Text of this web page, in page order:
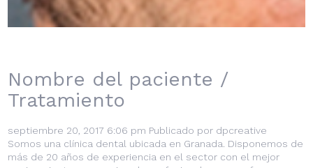
Nombre del paciente /
Tratamiento
septiembre 20, 2017 6:06 pm Publicado por dpcreative
Somos una clínica dental ubicada en Granada. Disponemos de
más de 20 años de experiencia en el sector con el mejor